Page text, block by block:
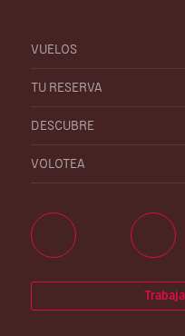
VUELOS
TU RESERVA
DESCUBRE
VOLOTEA